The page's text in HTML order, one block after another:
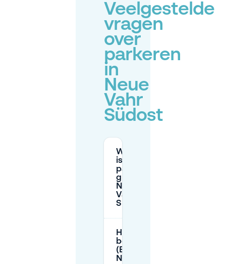
Veelgestelde
vragen
over
parkeren
in
Neue
Vahr
Südost
Wanneer
is
parkeren
gratis in
Neue
Vahr
Südost?
Heb ik een
(Bewohnerparken) nodig
Neue Vahr Südost?